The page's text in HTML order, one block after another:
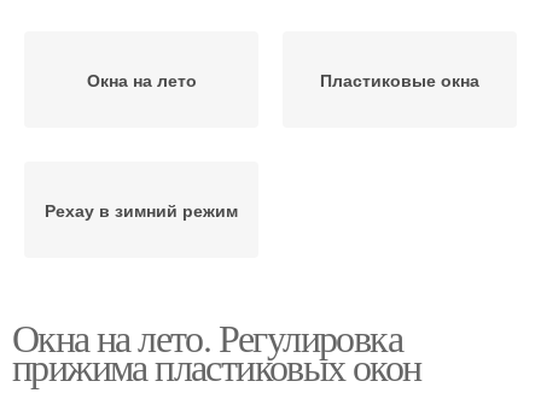
Окна на лето Пластиковые окна
Рехау в зимний режим
Окна на лето. Регулировка
прижима пластиковых окон